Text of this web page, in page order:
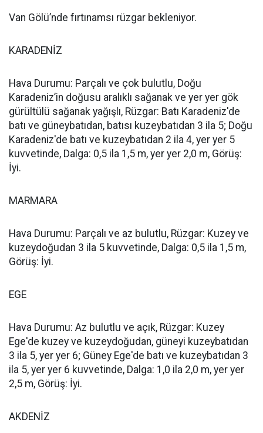
Van Gölü’nde fırtınamsı rüzgar bekleniyor.
KARADENİZ
Hava Durumu: Parçalı ve çok bulutlu, Doğu
Karadeniz’in doğusu aralıklı sağanak ve yer yer gök
gürültülü sağanak yağışlı, Rüzgar: Batı Karadeniz'de
batı ve güneybatıdan, batısı kuzeybatıdan 3 ila 5; Doğu
Karadeniz'de batı ve kuzeybatıdan 2 ila 4, yer yer 5
kuvvetinde, Dalga: 0,5 ila 1,5 m, yer yer 2,0 m, Görüş:
İyi.
MARMARA
Hava Durumu: Parçalı ve az bulutlu, Rüzgar: Kuzey ve
kuzeydoğudan 3 ila 5 kuvvetinde, Dalga: 0,5 ila 1,5 m,
Görüş: İyi.
EGE
Hava Durumu: Az bulutlu ve açık, Rüzgar: Kuzey
Ege'de kuzey ve kuzeydoğudan, güneyi kuzeybatıdan
3 ila 5, yer yer 6; Güney Ege'de batı ve kuzeybatıdan 3
ila 5, yer yer 6 kuvvetinde, Dalga: 1,0 ila 2,0 m, yer yer
2,5 m, Görüş: İyi.
AKDENİZ